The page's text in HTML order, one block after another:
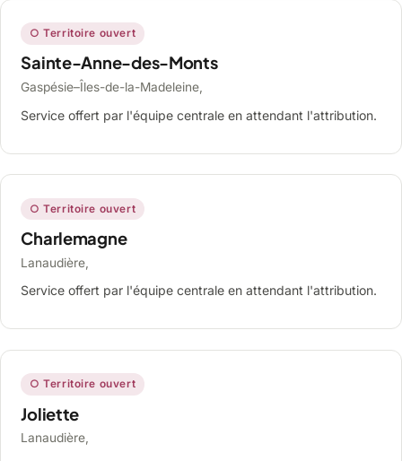
○ Territoire ouvert
Sainte-Anne-des-Monts
Gaspésie–Îles-de-la-Madeleine,
Service offert par l'équipe centrale en attendant l'attribution.
○ Territoire ouvert
Charlemagne
Lanaudière,
Service offert par l'équipe centrale en attendant l'attribution.
○ Territoire ouvert
Joliette
Lanaudière,